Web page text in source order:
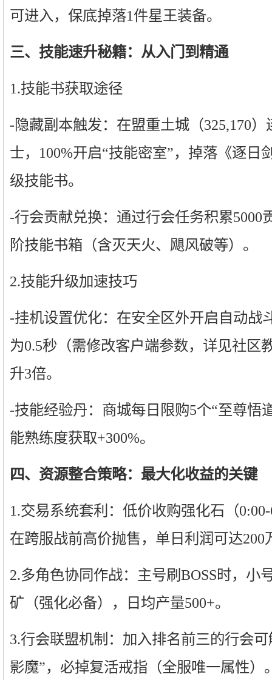
可进入，保底掉落1件星王装备。
三、技能速升秘籍：从入门到精通
1.技能书获取途径
-隐藏副本触发：在盟重土城（325,170
士，100%开启“技能密室”，掉落《逐日
级技能书。
-行会贡献兑换：通过行会任务积累5000
阶技能书箱（含灭天火、飓风破等）。
2.技能升级加速技巧
-挂机设置优化：在安全区外开启自动战
为0.5秒（需修改客户端参数，详见社区
升3倍。
-技能经验丹：商城每日限购5个“至尊悟
能熟练度获取+300%。
四、资源整合策略：最大化收益的关键
1.交易系统套利：低价收购强化石（
在跨服战前高价抛售，单日利润可达200
2.多角色协同作战：主号刷BOSS时，小
矿（强化必备），日均产量500+。
3.行会联盟机制：加入排名前三的行会可
影魔”，必掉复活戒指（全服唯一属性）